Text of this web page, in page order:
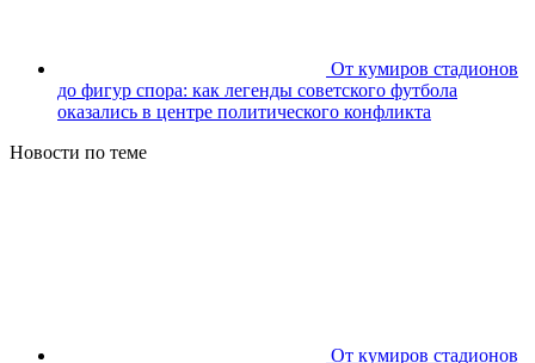
От кумиров стадионов
до фигур спора: как легенды советского футбола
оказались в центре политического конфликта
Новости по теме
От кумиров стадионов